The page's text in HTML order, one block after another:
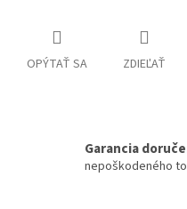
OPÝTAŤ SA ZDIEĽAŤ
Garancia
nepoškodeného